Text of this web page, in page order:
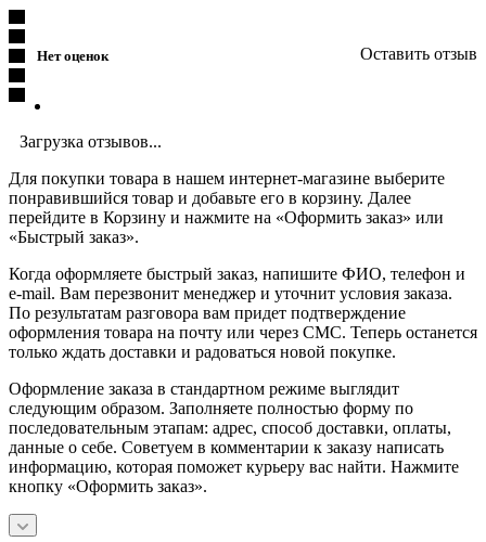
Нет оценок Оставить отзыв
Загрузка отзывов...
Для покупки товара в нашем интернет-магазине выберите
понравившийся товар и добавьте его в корзину. Далее
перейдите в Корзину и нажмите на «Оформить заказ» или
«Быстрый заказ».
Когда оформляете быстрый заказ, напишите ФИО, телефон и
e-mail. Вам перезвонит менеджер и уточнит условия заказа.
По результатам разговора вам придет подтверждение
оформления товара на почту или через СМС. Теперь останется
только ждать доставки и радоваться новой покупке.
Оформление заказа в стандартном режиме выглядит
следующим образом. Заполняете полностью форму по
последовательным этапам: адрес, способ доставки, оплаты,
данные о себе. Советуем в комментарии к заказу написать
информацию, которая поможет курьеру вас найти. Нажмите
кнопку «Оформить заказ».